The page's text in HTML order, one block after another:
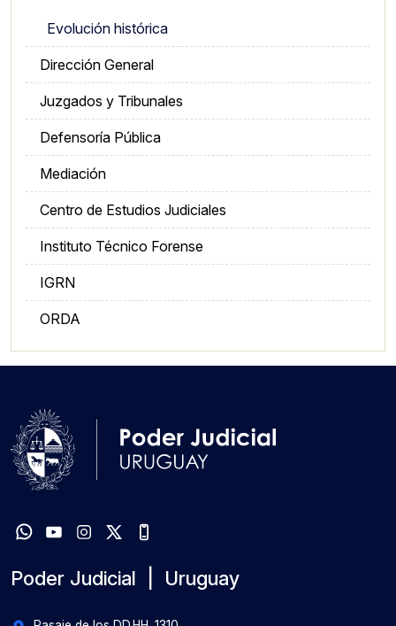
Evolución histórica
Dirección General
Juzgados y Tribunales
Defensoría Pública
Mediación
Centro de Estudios Judiciales
Instituto Técnico Forense
IGRN
ORDA
Poder Judicial | Uruguay